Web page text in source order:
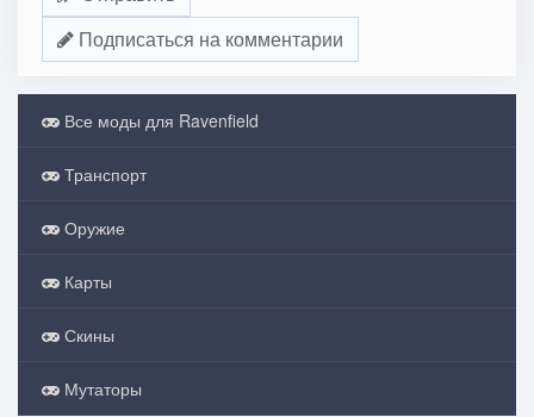
Подписаться на комментарии
Все моды для Ravenfield
Транспорт
Оружие
Карты
Скины
Мутаторы